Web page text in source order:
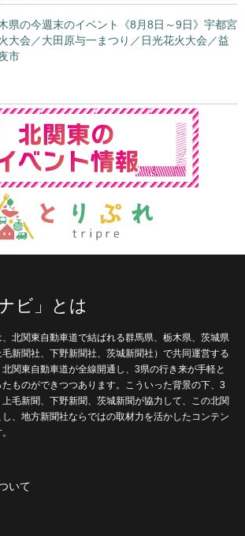
県の今週末のイベント《8月8日～9日》宇都宮
大会／大田原与一まつり／日光花火大会／益
市
ビ」とは
北関東自動車道で結ばれる群馬県、栃木県、茨城県
新聞社、下野新聞社、茨城新聞社）で共同運営する
関東自動車道が全線開通し、3県の行き来が手軽と
ものができつつあります。こういった背景の下、3
毛新聞、下野新聞、茨城新聞が協力して、この北関
、地方新聞社ならではの取材力を活かしたコンテン
いて